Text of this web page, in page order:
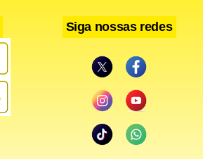
Siga nossas redes